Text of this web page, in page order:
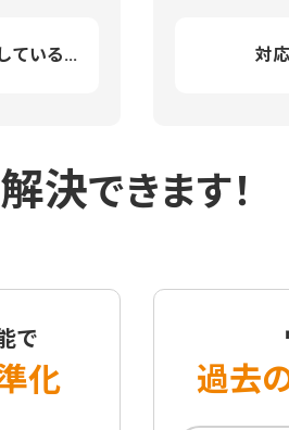
ている...
で
化
対
過去
解決できます！